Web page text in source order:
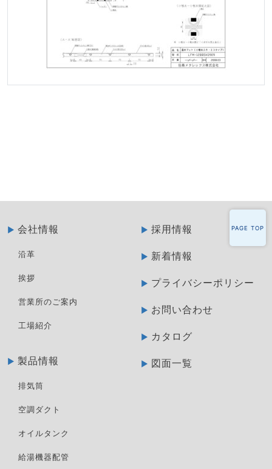
PAGE TOP
会社情報
沿革
挨拶
営業所のご案内
工場紹介
製品情報
排気筒
空調ダクト
オイルタンク
給湯機器配管
採用情報
新着情報
プライバシーポリシー
お問い合わせ
カタログ
図面一覧